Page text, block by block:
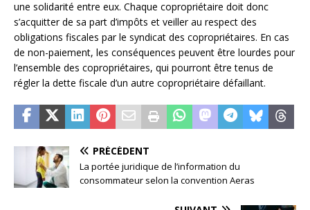
une solidarité entre eux. Chaque copropriétaire doit donc
s’acquitter de sa part d’impôts et veiller au respect des
obligations fiscales par le syndicat des copropriétaires. En cas
de non-paiement, les conséquences peuvent être lourdes pour
l’ensemble des copropriétaires, qui pourront être tenus de
régler la dette fiscale d’un autre copropriétaire défaillant.
PRÉCÉDENT
La portée juridique de l’information du
consommateur selon la convention Aeras